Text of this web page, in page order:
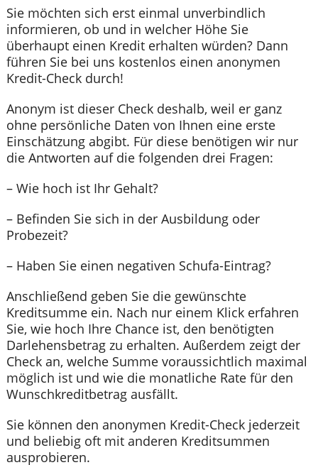
Sie möchten sich erst einmal unverbindlich
informieren, ob und in welcher Höhe Sie
überhaupt einen Kredit erhalten würden? Dann
führen Sie bei uns kostenlos einen anonymen
Kredit-Check durch!
Anonym ist dieser Check deshalb, weil er ganz
ohne persönliche Daten von Ihnen eine erste
Einschätzung abgibt. Für diese benötigen wir nur
die Antworten auf die folgenden drei Fragen:
– Wie hoch ist Ihr Gehalt?
– Befinden Sie sich in der Ausbildung oder
Probezeit?
– Haben Sie einen negativen Schufa-Eintrag?
Anschließend geben Sie die gewünschte
Kreditsumme ein. Nach nur einem Klick erfahren
Sie, wie hoch Ihre Chance ist, den benötigten
Darlehensbetrag zu erhalten. Außerdem zeigt der
Check an, welche Summe voraussichtlich maximal
möglich ist und wie die monatliche Rate für den
Wunschkreditbetrag ausfällt.
Sie können den anonymen Kredit-Check jederzeit
und beliebig oft mit anderen Kreditsummen
ausprobieren.